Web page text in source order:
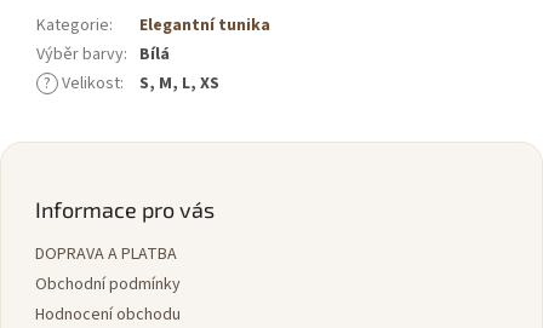
Kategorie:
Elegantní tunika
Výběr barvy: Bílá
? Velikost: S, M, L, XS
Z
Informace pro vás
DOPRAVA A PLATBA
Obchodní podmínky
Hodnocení obchodu